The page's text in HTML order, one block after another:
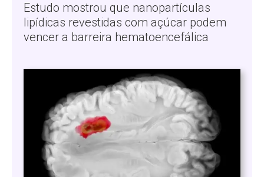
Estudo mostrou que nanopartículas
lipídicas revestidas com açúcar podem
vencer a barreira hematoencefálica